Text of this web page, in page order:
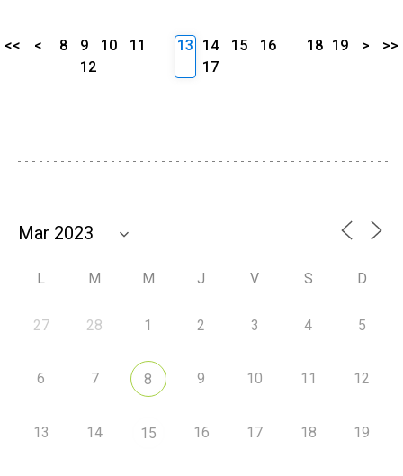
<< < 8 9 10
11
12
13 14 15
16
17
18 19 > >>
L M M J V S D
27 28 1 2 3 4 5
6 7 8 9 10 11 12
13 14 15 16 17 18 19